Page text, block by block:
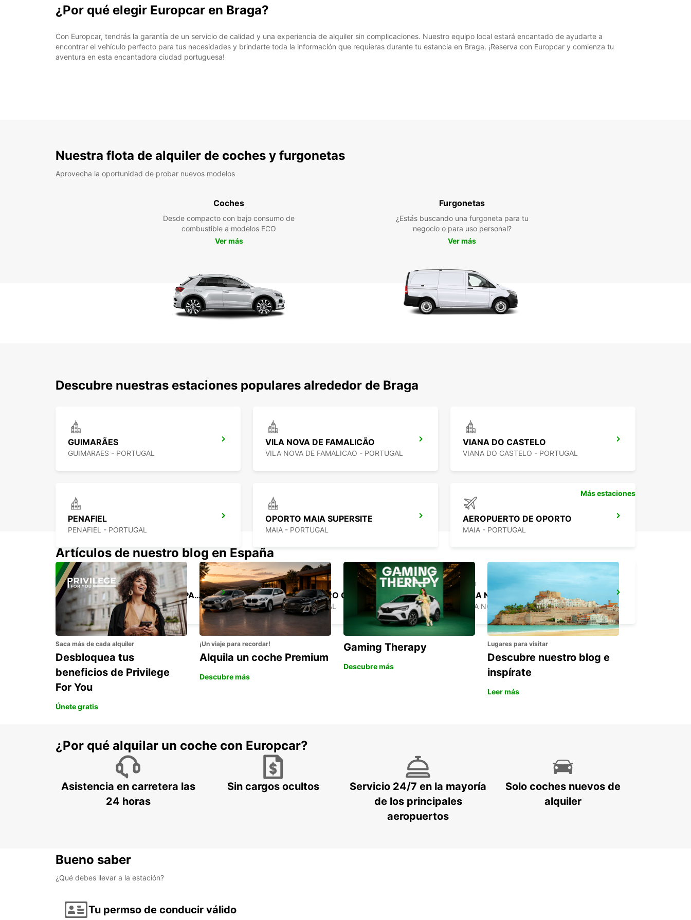
¿Por qué elegir Europcar en Braga?
Con Europcar, tendrás la garantía de un servicio de calidad y una experiencia de alquiler sin complicaciones. Nuestro equipo local estará encantado de ayudarte a
encontrar el vehículo perfecto para tus necesidades y brindarte toda la información que requieras durante tu estancia en Braga. ¡Reserva con Europcar y comienza tu
aventura en esta encantadora ciudad portuguesa!
Nuestra flota de alquiler de coches y furgonetas
Aprovecha la oportunidad de probar nuevos modelos
Coches
Desde compacto con bajo consumo de
combustible a modelos ECO
Ver más
Furgonetas
¿Estás buscando una furgoneta para tu
negocio o para uso personal?
Ver más
Descubre nuestras estaciones populares alrededor de Braga
GUIMARÃES
GUIMARAES - PORTUGAL
VILA NOVA DE FAMALICÃO
VILA NOVA DE FAMALICAO - PORTUGAL
VIANA DO CASTELO
VIANA DO CASTELO - PORTUGAL
PENAFIEL
PENAFIEL - PORTUGAL
OPORTO MAIA SUPERSITE
MAIA - PORTUGAL
AEROPUERTO DE OPORTO
MAIA - PORTUGAL
OPORTO ESTACIÓN DE CAMPANHÃ
PORTO - PORTUGAL
OPORTO CENTRO CIUDAD
PORTO - PORTUGAL
VILA NOVA DE GAIA
VILA NOVA DE GAIA - PORTUGAL
Más estaciones
Artículos de nuestro blog en España
Saca más de cada alquiler
Desbloquea tus
beneficios de Privilege
For You
Únete gratis
¡Un viaje para recordar!
Alquila un coche Premium
Descubre más
Gaming Therapy
Descubre más
Lugares para visitar
Descubre nuestro blog e
inspírate
Leer más
¿Por qué alquilar un coche con Europcar?
Asistencia en carretera las
24 horas
Sin cargos ocultos
Servicio 24/7 en la mayoría
de los principales
aeropuertos
Solo coches nuevos de
alquiler
Bueno saber
¿Qué debes llevar a la estación?
Tu permso de conducir válido